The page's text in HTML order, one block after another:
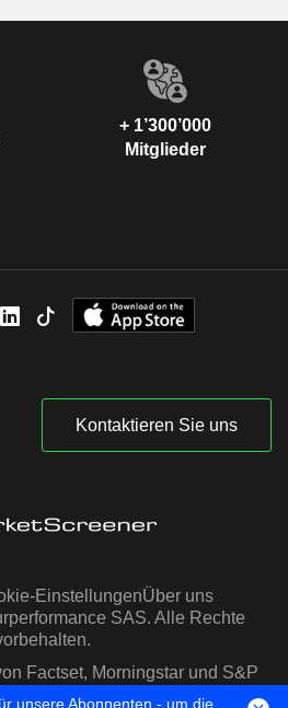
+ 1’300’000
Mitglieder
Kontaktieren Sie uns
EinstellungenÜber uns
SAS. Alle Rechte
Factset, Morningstar und S&P
Verfügung gestellt
unsere Abonnenten - um die